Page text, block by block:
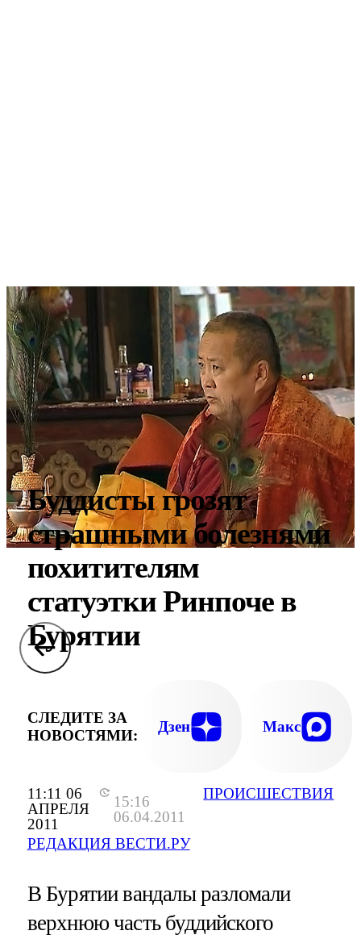
11:11 06
АПРЕЛЯ
2011
15:16
06.04.2011
РЕДАКЦИЯ ВЕСТИ.РУ
ПРОИСШЕСТВИЯ
Буддисты грозят
страшными болезнями
похитителям
статуэтки Ринпоче в
Бурятии
СЛЕДИТЕ ЗА
НОВОСТЯМИ:
Дзен Макс
В Бурятии вандалы разломали
верхнюю часть буддийского